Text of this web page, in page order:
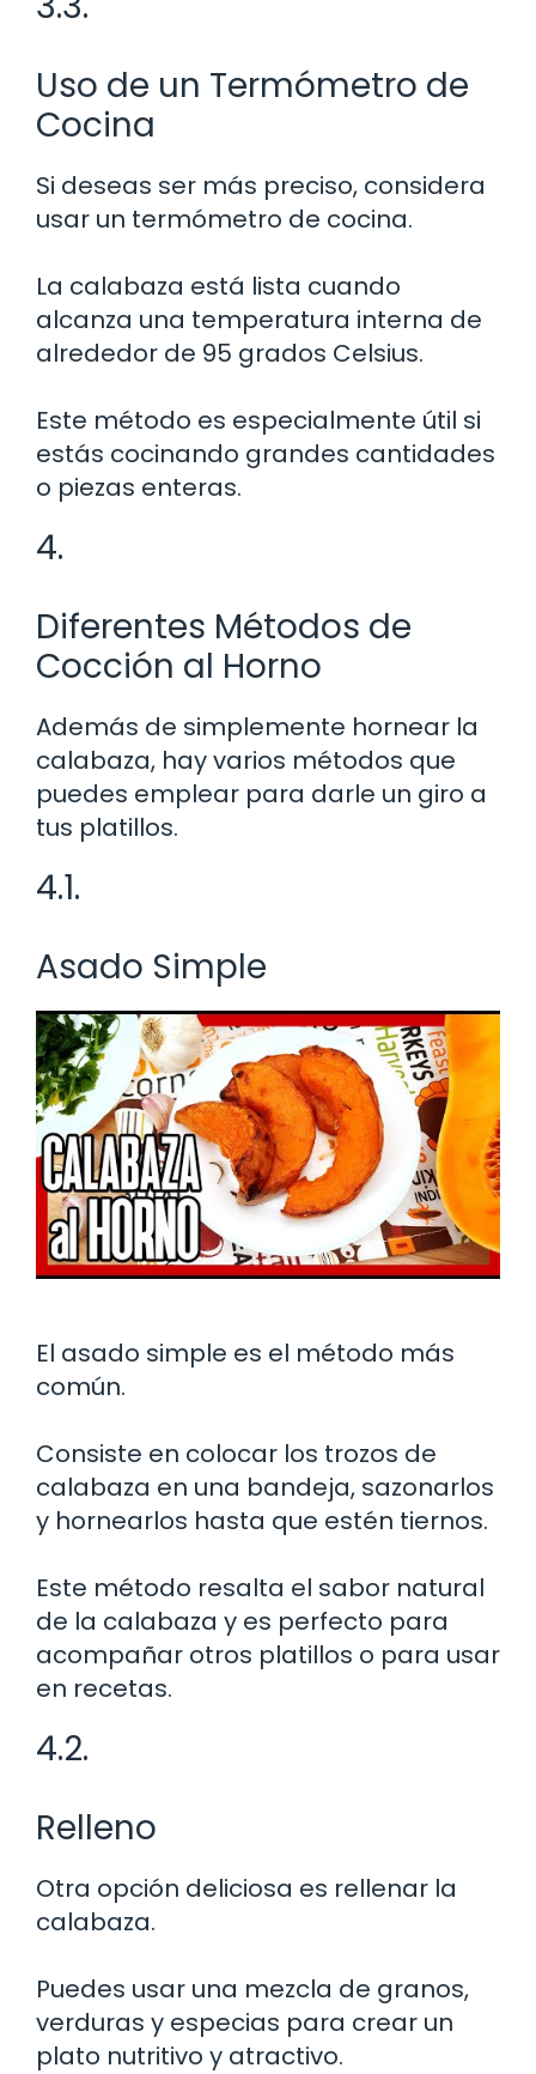
Uso de un Termómetro de
Cocina
Si deseas ser más preciso, considera
usar un termómetro de cocina.
La calabaza está lista cuando
alcanza una temperatura interna de
alrededor de 95 grados Celsius.
Este método es especialmente útil si
estás cocinando grandes cantidades
o piezas enteras.
4.
Diferentes Métodos de
Cocción al Horno
Además de simplemente hornear la
calabaza, hay varios métodos que
puedes emplear para darle un giro a
tus platillos.
4.1.
Asado Simple
El asado simple es el método más
común.
Consiste en colocar los trozos de
calabaza en una bandeja, sazonarlos
y hornearlos hasta que estén tiernos.
Este método resalta el sabor natural
de la calabaza y es perfecto para
acompañar otros platillos o para usar
en recetas.
4.2.
Relleno
Otra opción deliciosa es rellenar la
calabaza.
Puedes usar una mezcla de granos,
verduras y especias para crear un
plato nutritivo y atractivo.